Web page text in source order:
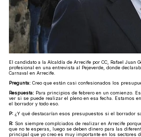
El candidato a la Alcaldía de Arrecife por CC, Rafael Juan
profesional en una entrevista al Pejeverde, donde
Carnaval en Arrecife.
Pregunta: Creo que están casi confesionados los
Respuesta: Para principios de febrero en un comienzo.
ver si se puede realizar el pleno en esa fecha. Estamos
el borrador y todo eso.
P: ¿Y qué destacarían esos presupuestos si el borrador
R: Son siempre complciados de realizar en Arrecife
que no te esperas, luego se deben dinero para las
principal que yo creo es muy importante en los sectores